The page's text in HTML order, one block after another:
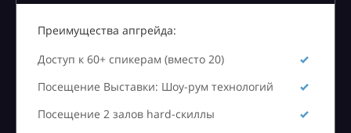
Преимущества апгрейда:
Доступ к 60+ спикерам (вместо 20)
Посещение Выставки: Шоу-рум технологий
Посещение 2 залов hard-скиллы